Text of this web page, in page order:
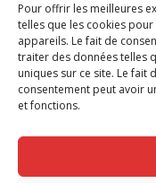
Pour offrir les meilleures
telles que les cookies
appareils. Le fait de
traiter des données telles
uniques sur ce site. Le fait
consentement peut avoir
et fonctions.
Chèque Compta
Chèque Emploi
G-Pods
Profession